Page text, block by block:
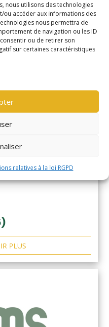
nous utilisons des technologies
ou accéder aux informations des
nous permettra de
de navigation ou les ID
ou de retirer son
sur certaines caractéristiques
relatives à la loi RGPD
PLUS